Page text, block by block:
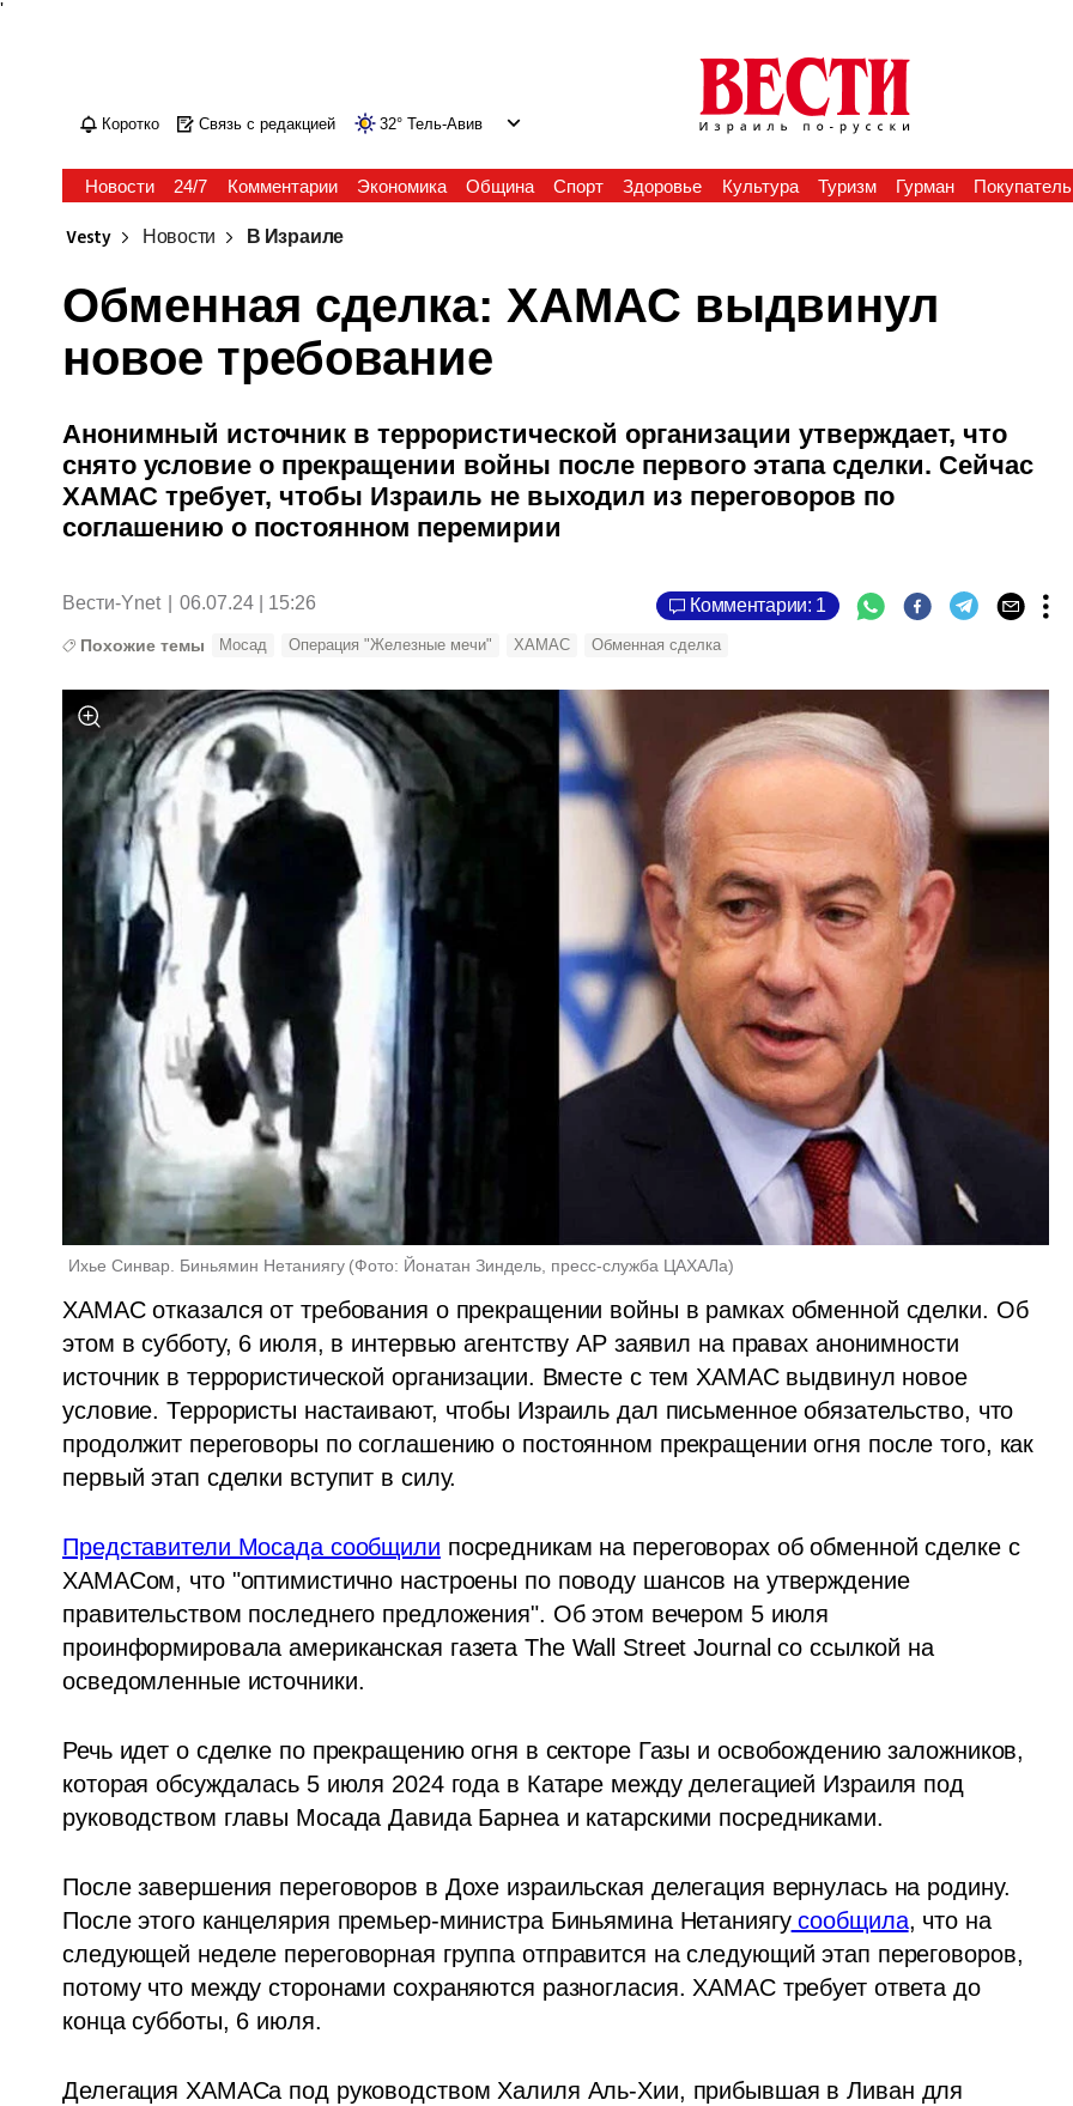
'
Коротко Связь с редакцией 32° Тель-Авив
Новости 24/7 Комментарии Экономика Община Спорт Здоровье Культура Туризм Гурман Покупатель
Vesty Новости В Израиле
Обменная сделка: ХАМАС выдвинул
новое требование
Анонимный источник в террористической организации утверждает, что
снято условие о прекращении войны после первого этапа сделки. Сейчас
ХАМАС требует, чтобы Израиль не выходил из переговоров по
соглашению о постоянном перемирии
Вести-Ynet 06.07.24 | 15:26 Комментарии: 1
Похожие темы Мосад Операция "Железные мечи" ХАМАС Обменная сделка
Ихье Синвар. Биньямин Нетаниягу (Фото: Йонатан Зиндель, пресс-служба ЦАХАЛа)
ХАМАС отказался от требования о прекращении войны в рамках обменной сделки. Об
этом в субботу, 6 июля, в интервью агентству АР заявил на правах анонимности
источник в террористической организации. Вместе с тем ХАМАС выдвинул новое
условие. Террористы настаивают, чтобы Израиль дал письменное обязательство, что
продолжит переговоры по соглашению о постоянном прекращении огня после того, как
первый этап сделки вступит в силу.
Представители Мосада сообщили посредникам на переговорах об обменной сделке с
ХАМАСом, что "оптимистично настроены по поводу шансов на утверждение
правительством последнего предложения". Об этом вечером 5 июля
проинформировала американская газета The Wall Street Journal со ссылкой на
осведомленные источники.
Речь идет о сделке по прекращению огня в секторе Газы и освобождению заложников,
которая обсуждалась 5 июля 2024 года в Катаре между делегацией Израиля под
руководством главы Мосада Давида Барнеа и катарскими посредниками.
После завершения переговоров в Дохе израильская делегация вернулась на родину.
После этого канцелярия премьер-министра Биньямина Нетаниягу сообщила, что на
следующей неделе переговорная группа отправится на следующий этап переговоров,
потому что между сторонами сохраняются разногласия. ХАМАС требует ответа до
конца субботы, 6 июля.
Делегация ХАМАСа под руководством Халиля Аль-Хии, прибывшая в Ливан для